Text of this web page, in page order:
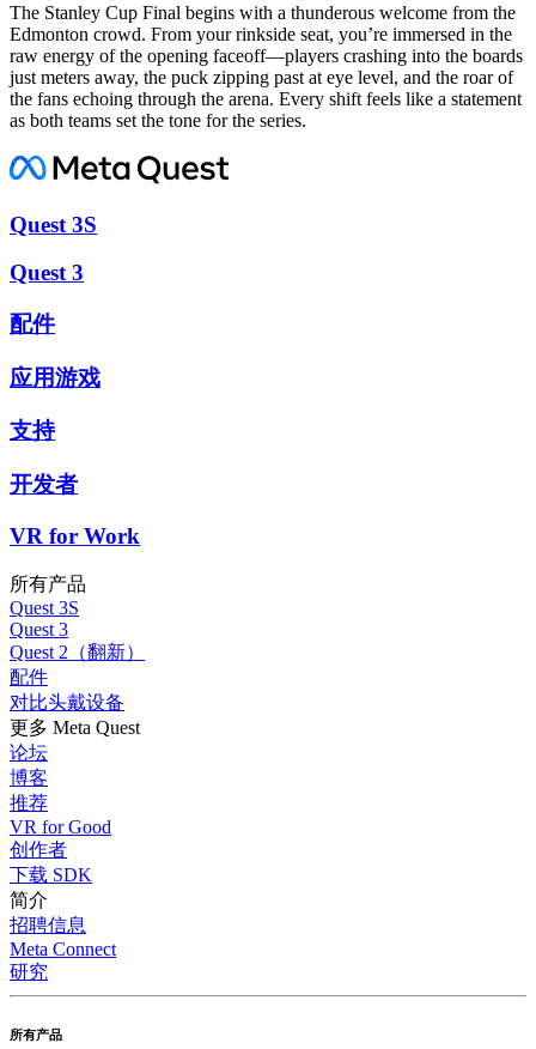
The Stanley Cup Final begins with a thunderous welcome from the
Edmonton crowd. From your rinkside seat, you’re immersed in the
raw energy of the opening faceoff—players crashing into the boards
just meters away, the puck zipping past at eye level, and the roar of
the fans echoing through the arena. Every shift feels like a statement
as both teams set the tone for the series.
Quest 3S
Quest 3
配件
应用游戏
支持
开发者
VR for Work
所有产品
Quest 3S
Quest 3
Quest 2（翻新）
配件
对比头戴设备
更多 Meta Quest
论坛
博客
推荐
VR for Good
创作者
下载 SDK
简介
招聘信息
Meta Connect
研究
所有产品